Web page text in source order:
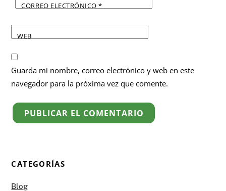
CORREO ELECTRÓNICO*
WEB
Guarda mi nombre, correo electrónico y web en este
navegador para la próxima vez que comente.
CATEGORÍAS
Blog